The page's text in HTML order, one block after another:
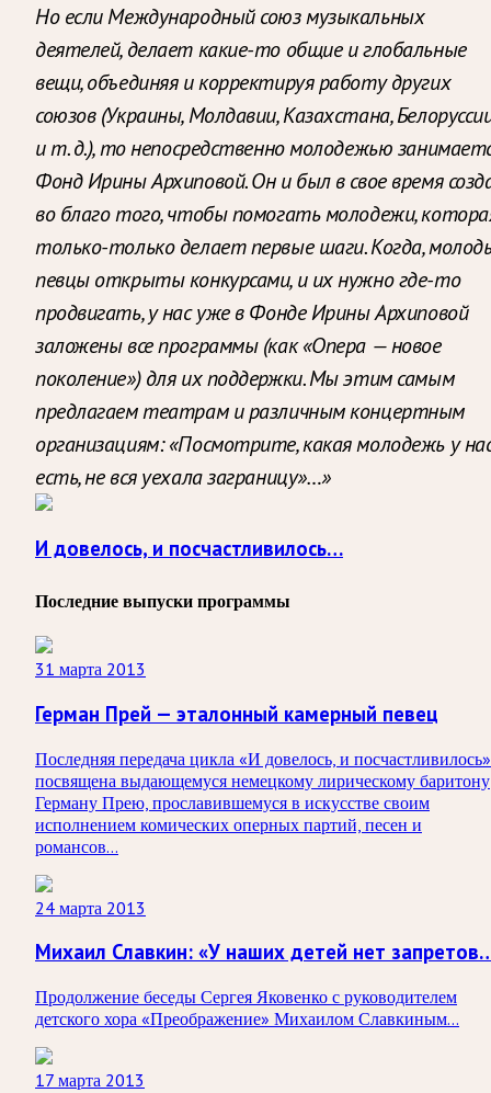
Но если Международный союз музыкальных
деятелей, делает какие-то общие и глобальные
вещи, объединяя и корректируя работу других
союзов (Украины, Молдавии, Казахстана,
и т. д.), то непосредственно молодежью
Фонд Ирины Архиповой. Он и был в свое время
во благо того, чтобы помогать молодежи,
только-только делает первые шаги. Когда,
певцы открыты конкурсами, и их нужно где-то
продвигать, у нас уже в Фонде Ирины Архиповой
заложены все программы (как «Опера — новое
поколение») для их поддержки. Мы этим самым
предлагаем театрам и различным концертным
организациям: «Посмотрите, какая молодежь у
есть, не вся уехала заграницу»…»
И довелось, и посчастливилось…
Последние выпуски программы
31 марта 2013
Герман Прей — эталонный камерный певец
Последняя передача цикла «И довелось, и посчастливилось»
посвящена выдающемуся немецкому лирическому баритону
Герману Прею, прославившемуся в искусстве своим
исполнением комических оперных партий, песен и
романсов…
24 марта 2013
Михаил Славкин: «У наших детей нет
Продолжение беседы Сергея Яковенко с руководителем
детского хора «Преображение» Михаилом Славкиным…
17 марта 2013